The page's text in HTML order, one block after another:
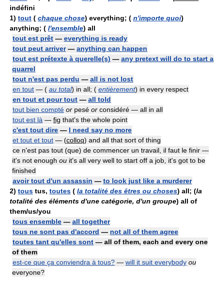
indéfini
1) tout ( chaque chose) everything; ( n'importe quoi)
anything; ( l'ensemble) all
tout est prêt — everything is ready
tout peut arriver— anything can happen
tout est prétexte à querelle(s) — any pretext will do to start a
quarrel
tout n'est pas perdu — all is not lost
en tout — ( au total) in all; ( entièrement) in every respect
en tout et pour tout — all told
tout bien compté or pesé or considéré — all in all
tout est là — fig that's the whole point
c'est tout dire — I need say no more
et tout et tout — (colloq) and all that sort of thing
ce n'est pas tout (que) de commencer un travail, il faut le finir —
it's not enough ou it's all very well to start off a job, it's got to be
finished
avoir tout d'un assassin — to look just like a murderer
2) tous tus, toutes ( la totalité des êtres ou choses) all; (la
totalité des éléments d'une catégorie, d'un groupe) all of
them/us/you
tous ensemble — all together
tous ne sont pas d'accord — not all of them agree
toutes tant qu'elles sont — all of them, each and every one
of them
est-ce que ça conviendra à tous? — will it suit everybody ou
everyone?